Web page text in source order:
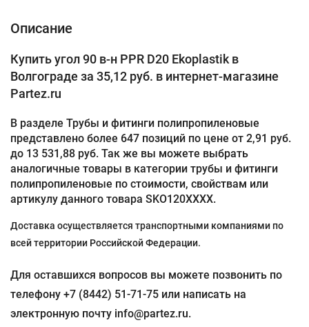
Описание
Купить угол 90 в-н PPR D20 Ekoplastik в
Волгограде за 35,12 руб. в интернет-магазине
Partez.ru
В разделе Трубы и фитинги полипропиленовые
представлено более 647 позиций по цене от 2,91 руб.
до 13 531,88 руб. Так же вы можете выбрать
аналогичные товары в категории трубы и фитинги
полипропиленовые по стоимости, свойствам или
артикулу данного товара SKO120XXXX.
Доставка осуществляется транспортными компаниями по
всей территории Российской Федерации.
Для оставшихся вопросов вы можете позвонить по
телефону +7 (8442) 51-71-75 или написать на
электронную почту info@partez.ru.